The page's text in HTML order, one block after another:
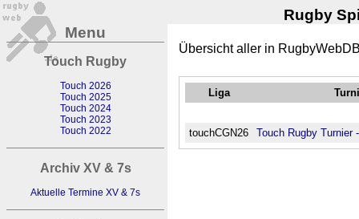
Rugby
Menu
Touch Rugby
Touch 2026
Touch 2025
Touch 2024
Touch 2023
Touch 2022
Archiv XV & 7s
Aktuelle Termine XV & 7s
Übersicht aller in
Liga
touchCGN26 Touch Rugby Turnier